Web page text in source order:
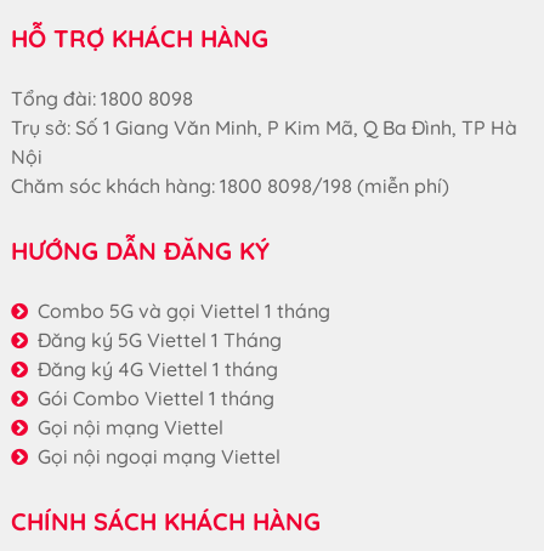
HỖ TRỢ KHÁCH HÀNG
Tổng đài: 1800 8098
Trụ sở: Số 1 Giang Văn Minh, P Kim Mã, Q Ba Đình, TP Hà
Nội
Chăm sóc khách hàng: 1800 8098/198 (miễn phí)
HƯỚNG DẪN ĐĂNG KÝ
Combo 5G và gọi Viettel 1 tháng
Đăng ký 5G Viettel 1 Tháng
Đăng ký 4G Viettel 1 tháng
Gói Combo Viettel 1 tháng
Gọi nội mạng Viettel
Gọi nội ngoại mạng Viettel
CHÍNH SÁCH KHÁCH HÀNG